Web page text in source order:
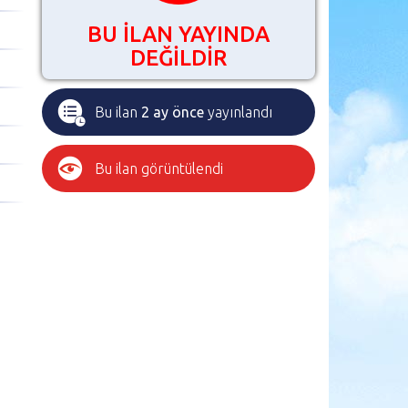
BU İLAN YAYINDA
DEĞİLDİR
Bu ilan 2 ay önce yayınlandı
Bu ilan görüntülendi